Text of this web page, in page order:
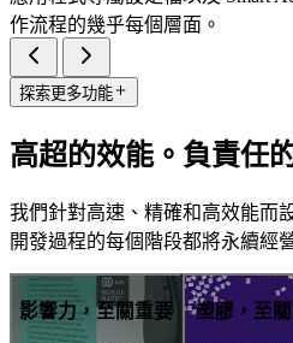
作流程的幾乎每個層面。
探索更多功能
高超的效能。負責任
我們針對高速、精確和高效能而
開發過程的每個階段都將永續經
影響力，至關重要 塑膠，至